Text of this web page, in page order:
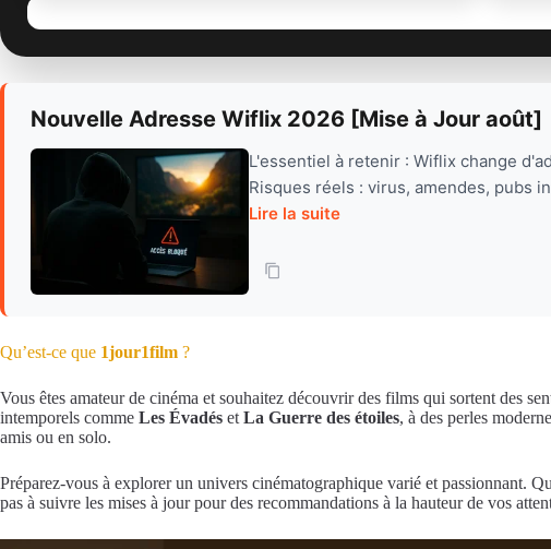
Nouvelle Adresse Wiflix 2026 [Mise à Jour août]
L'essentiel à retenir : Wiflix change
Risques réels : virus, amendes, pubs
Lire la suite
Qu’est-ce que 1jour1film ?
Vous êtes amateur de cinéma et souhaitez découvrir des films qui sortent des
intemporels comme Les Évadés et La Guerre des étoiles, à des perles
amis ou en solo.
Préparez-vous à explorer un univers cinématographique varié et passionnant.
pas à suivre les mises à jour pour des recommandations à la hauteur de vos